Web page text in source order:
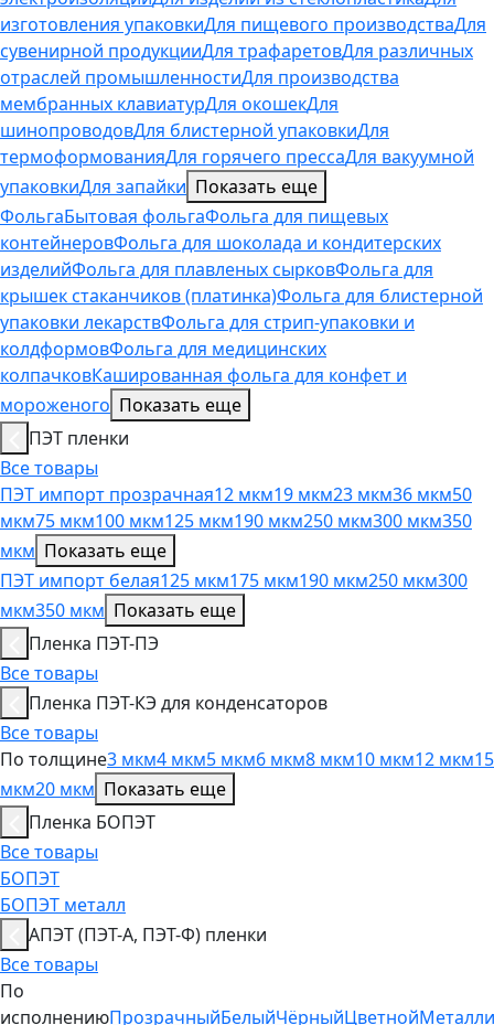
изготовления упаковкиДля пищевого производстваДля
сувенирной продукцииДля трафаретовДля различных
отраслей промышленностиДля производства
мембранных клавиатурДля окошекДля
шинопроводовДля блистерной упаковкиДля
термоформованияДля горячего прессаДля вакуумной
упаковкиДля запайки Показать еще
ФольгаБытовая фольгаФольга для пищевых
контейнеровФольга для шоколада и кондитерских
изделийФольга для плавленых сырковФольга для
крышек стаканчиков (платинка)Фольга для блистерной
упаковки лекарствФольга для стрип-упаковки и
колдформовФольга для медицинских
колпачковКашированная фольга для конфет и
мороженого Показать еще
ПЭТ пленки
Все товары
ПЭТ импорт прозрачная12 мкм19 мкм23 мкм36 мкм50
мкм75 мкм100 мкм125 мкм190 мкм250 мкм300 мкм350
мкм Показать еще
ПЭТ импорт белая125 мкм175 мкм190 мкм250 мкм300
мкм350 мкм Показать еще
Пленка ПЭТ-ПЭ
Все товары
Пленка ПЭТ-КЭ для конденсаторов
Все товары
По толщине3 мкм4 мкм5 мкм6 мкм8 мкм10 мкм12 мкм15
мкм20 мкм Показать еще
Пленка БОПЭТ
Все товары
БОПЭТ
БОПЭТ металл
АПЭТ (ПЭТ-А, ПЭТ-Ф) пленки
Все товары
По
исполнениюПрозрачныйБелыйЧёрныйЦветной